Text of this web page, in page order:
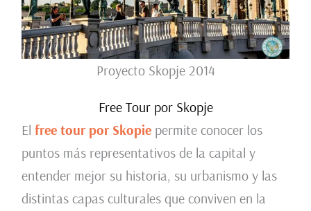
Proyecto Skopje 2014
Free Tour por Skopje
El free tour por Skopiepermite conocer los
puntos más representativos de la capital y
entender mejor su historia, su urbanismo y las
distintas capas culturales que conviven en la